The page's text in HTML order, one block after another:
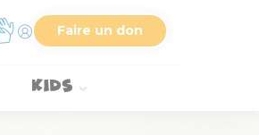
Faire un don